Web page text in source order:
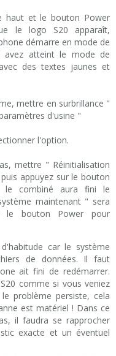
haut et le bouton Power
le logo S20 apparaît,
démarre en mode de
avez atteint le mode de
des textes jaunes et
mettre en surbrillance "
d'usine "
l'option.
mettre " Réinitialisation
appuyez sur le bouton
le combiné aura fini le
maintenant " sera
le bouton Power pour
car le système
de données. Il faut
ait fini de redémarrer.
comme si vous veniez
problème persiste, cela
est matériel ! Dans ce
il faudra se rapprocher
exacte et un éventuel